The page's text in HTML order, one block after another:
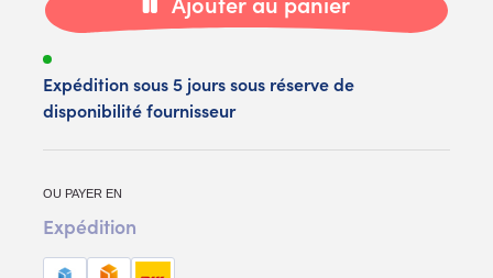
Expédition sous 5 jours sous réserve de
disponibilité fournisseur
OU PAYER EN
Expédition